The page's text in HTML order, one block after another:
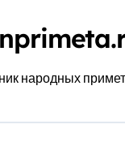
народных